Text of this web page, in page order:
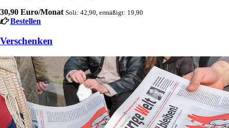
30,90 Euro/Monat Soli: 42,90, ermäßigt: 19,90
Bestellen
Verschenken